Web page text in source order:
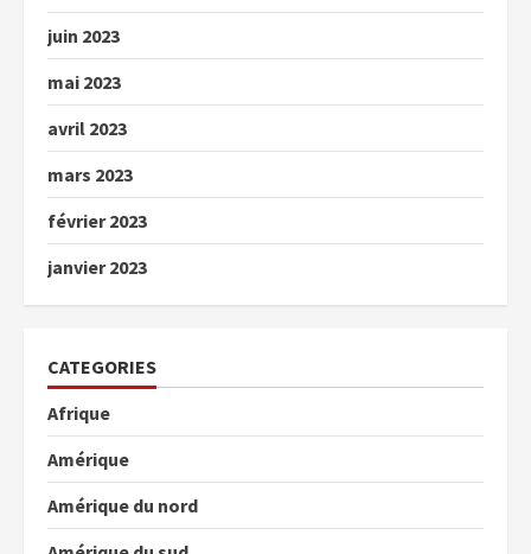
juin 2023
mai 2023
avril 2023
mars 2023
février 2023
janvier 2023
CATEGORIES
Afrique
Amérique
Amérique du nord